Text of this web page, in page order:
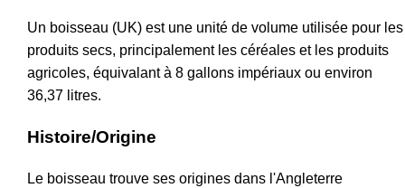
Un boisseau (UK) est une unité de volume utilisée pour les
produits secs, principalement les céréales et les produits
agricoles, équivalant à 8 gallons impériaux ou environ
36,37 litres.
Histoire/Origine
Le boisseau trouve ses origines dans l'Angleterre